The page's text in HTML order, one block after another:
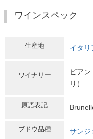
ワインスペック
生産地 イタリ
ワイナリー
ピア
リ）
原語表記
ブドウ品種 サンジ